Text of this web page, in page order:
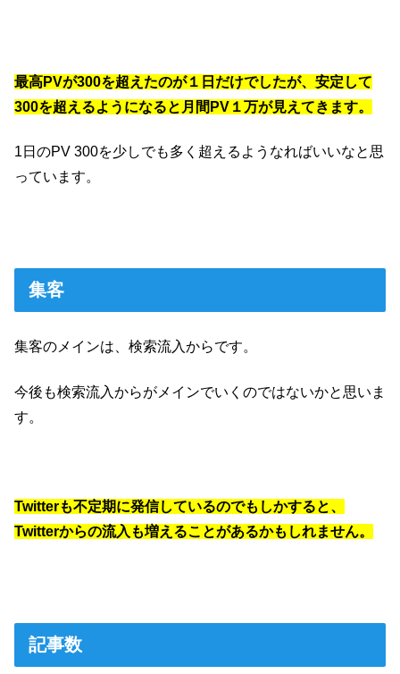
最高PVが300を超えたのが１日だけでしたが、安定して
300を超えるようになると月間PV１万が見えてきます。
1日のPV 300を少しでも多く超えるようなればいいなと思
っています。
集客
集客のメインは、検索流入からです。
今後も検索流入からがメインでいくのではないかと思いま
す。
Twitterも不定期に発信しているのでもしかすると、
Twitterからの流入も増えることがあるかもしれません。
記事数